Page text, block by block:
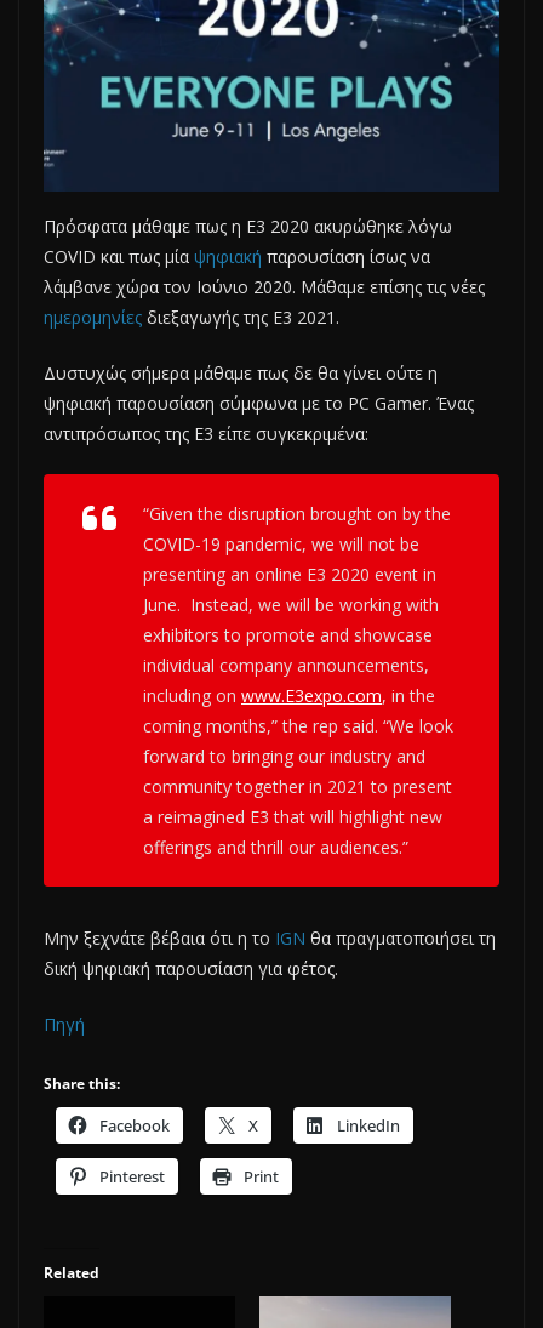
Πρόσφατα μάθαμε πως η Ε3 2020 ακυρώθηκε λόγω
COVID και πως μία ψηφιακή παρουσίαση ίσως να
λάμβανε χώρα τον Ιούνιο 2020. Μάθαμε επίσης τις νέες
ημερομηνίες διεξαγωγής της Ε3 2021.
Δυστυχώς σήμερα μάθαμε πως δε θα γίνει ούτε η
ψηφιακή παρουσίαση σύμφωνα με το PC Gamer. Ένας
αντιπρόσωπος της Ε3 είπε συγκεκριμένα:
“Given the disruption brought on by the
COVID-19 pandemic, we will not be
presenting an online E3 2020 event in
June. Instead, we will be working with
exhibitors to promote and showcase
individual company announcements,
including on www.E3expo.com, in the
coming months,” the rep said. “We look
forward to bringing our industry and
community together in 2021 to present
a reimagined E3 that will highlight new
offerings and thrill our audiences.”
Μην ξεχνάτε βέβαια ότι η το IGN θα πραγματοποιήσει τη
δική ψηφιακή παρουσίαση για φέτος.
Πηγή
Share this:
Facebook X LinkedIn
Pinterest Print
Related